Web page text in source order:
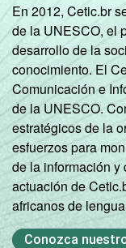
En 2012, Cetic.br
de la UNESCO, el
desarrollo de la
conocimiento. El
Comunicación e
de la UNESCO.
estratégicos de la
esfuerzos para
de la información
actuación de
africanos de
Conozca